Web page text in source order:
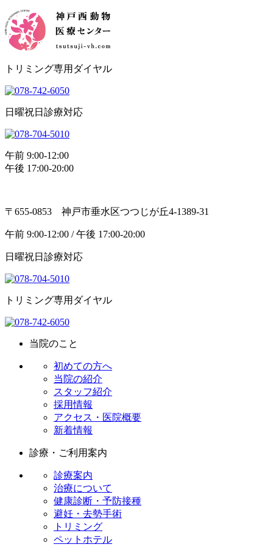
トリミング専用ダイヤル
日曜祝日診療対応
午前 9:00-12:00
午後 17:00-20:00
〒655-0853 神戸市垂水区つつじが丘4-1389-31
午前 9:00-12:00 / 午後 17:00-20:00
日曜祝日診療対応
トリミング専用ダイヤル
当院のこと
初めての方へ
当院の紹介
スタッフ紹介
採用情報
アクセス・医院概要
新着情報
診療・ご利用案内
診療案内
治療について
健康診断・予防接種
避妊・去勢手術
トリミング
ペットホテル